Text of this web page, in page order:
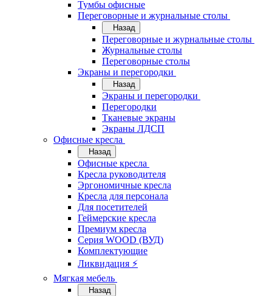
Тумбы офисные
Переговорные и журнальные столы
Назад
Переговорные и журнальные столы
Журнальные столы
Переговорные столы
Экраны и перегородки
Назад
Экраны и перегородки
Перегородки
Тканевые экраны
Экраны ЛДСП
Офисные кресла
Назад
Офисные кресла
Кресла руководителя
Эргономичные кресла
Кресла для персонала
Для посетителей
Геймерские кресла
Премиум кресла
Серия WOOD (ВУД)
Комплектующие
Ликвидация ⚡
Мягкая мебель
Назад